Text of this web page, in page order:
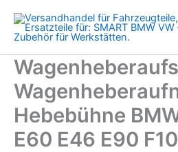
Inhalt
springen
Hebebühne
E60 E46 E90 F10
E60
E46
E90
F10
F11
Menge